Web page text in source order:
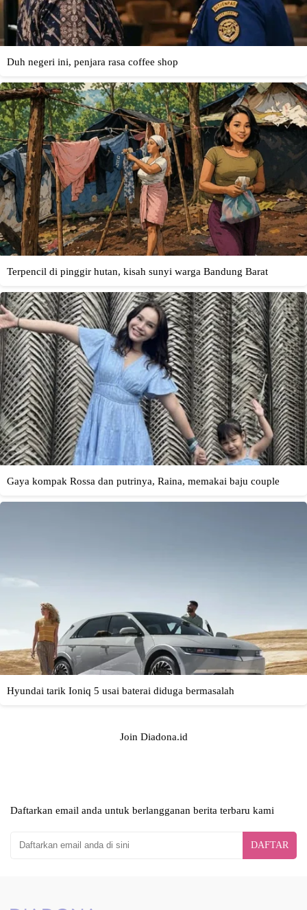
Join Diadona.id
Daftarkan email anda untuk berlangganan berita terbaru kami
DAFTAR